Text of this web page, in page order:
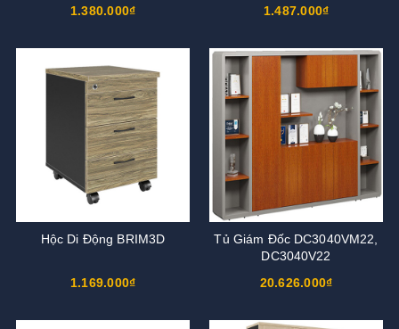
1.380.000₫ 1.487.000₫
Hộc Di Động BRIM3D
1.169.000₫
Tủ Giám Đốc DC3040VM22,
DC3040V22
20.626.000₫